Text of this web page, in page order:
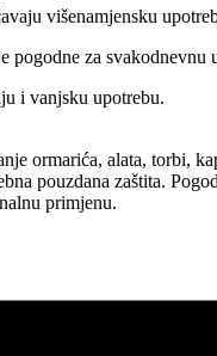
višenamjensku
pogodne za svakodnevnu
i vanjsku upotrebu.
ormarića, alata, torbi,
pouzdana zaštita.
primjenu.